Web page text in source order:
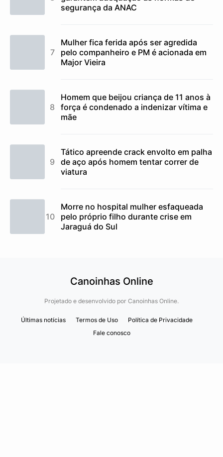
segurança da ANAC
Mulher fica ferida após ser agredida
pelo companheiro e PM é acionada em
Major Vieira
Homem que beijou criança de 11 anos à
força é condenado a indenizar vítima e
mãe
Tático apreende crack envolto em palha
de aço após homem tentar correr de
viatura
Morre no hospital mulher esfaqueada
pelo próprio filho durante crise em
Jaraguá do Sul
Canoinhas Online
Projetado e desenvolvido por Canoinhas Online.
Últimas notícias Termos de Uso
Política de Privacidade
Fale conosco